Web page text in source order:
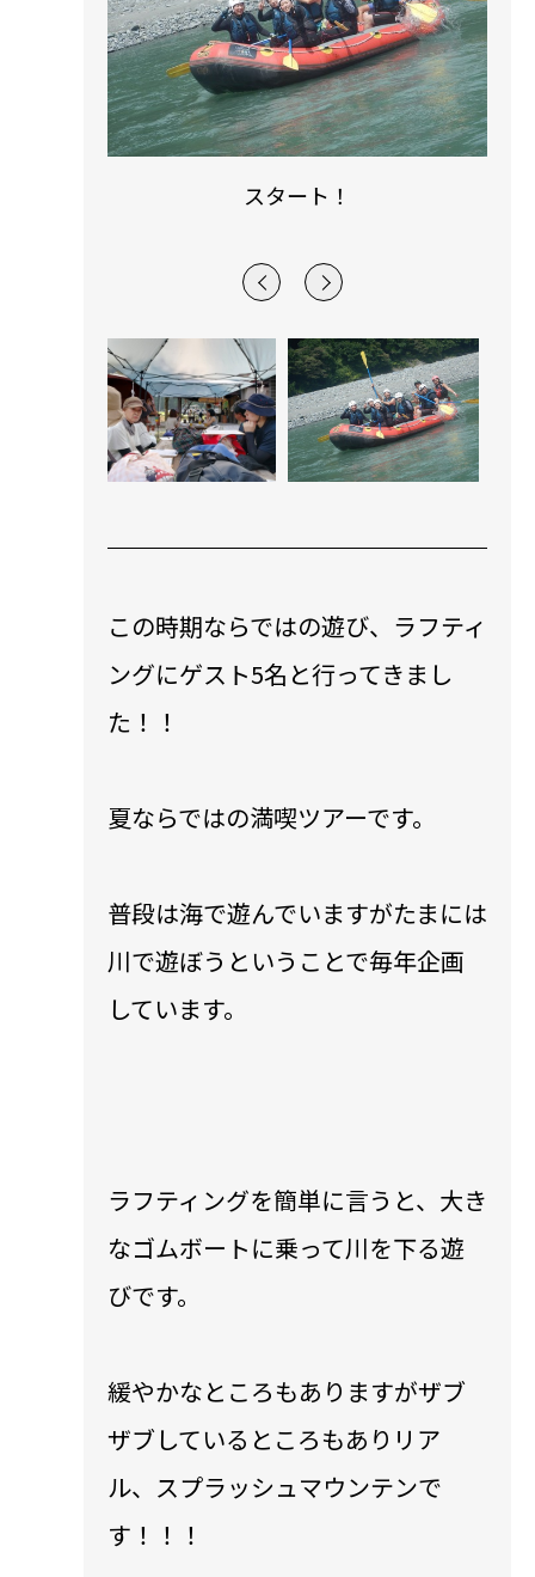
スタート！
この時期ならではの遊び、ラフティ
ングにゲスト5名と行ってきまし
た！！
夏ならではの満喫ツアーです。
普段は海で遊んでいますがたまには
川で遊ぼうということで毎年企画
しています。
ラフティングを簡単に言うと、大き
なゴムボートに乗って川を下る遊
びです。
緩やかなところもありますがザブ
ザブしているところもありリア
ル、スプラッシュマウンテンで
す！！！